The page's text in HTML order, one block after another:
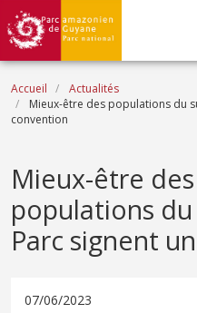
Aller au contenu principal
Fil d'Ariane
Accueil
Actualités
Mieux-être des populations du
convention
Mieux-être des
populations du
Parc signent
07/06/2023